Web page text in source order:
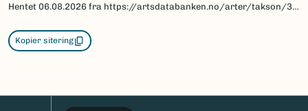
Hentet 06.08.2026 fra https://artsdatabanken.no/arter/takson/32882/beskrivelse
Kopier sitering